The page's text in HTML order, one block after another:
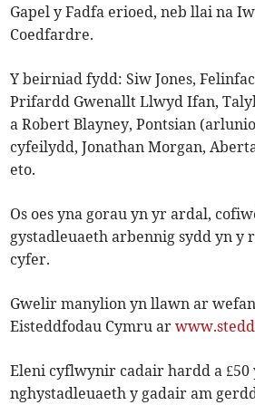
Gapel y Fadfa erioed, neb llai na
Coedfardre.
Y beirniad fydd: Siw Jones,
Prifardd Gwenallt Llwyd Ifan,
a Robert Blayney, Pontsian
cyfeilydd, Jonathan Morgan,
eto.
Os oes yna gorau yn yr ardal,
gystadleuaeth arbennig sydd yn y
cyfer.
Gwelir manylion yn llawn ar
Eisteddfodau Cymru ar
Eleni cyflwynir cadair hardd a £50
nghystadleuaeth y gadair am